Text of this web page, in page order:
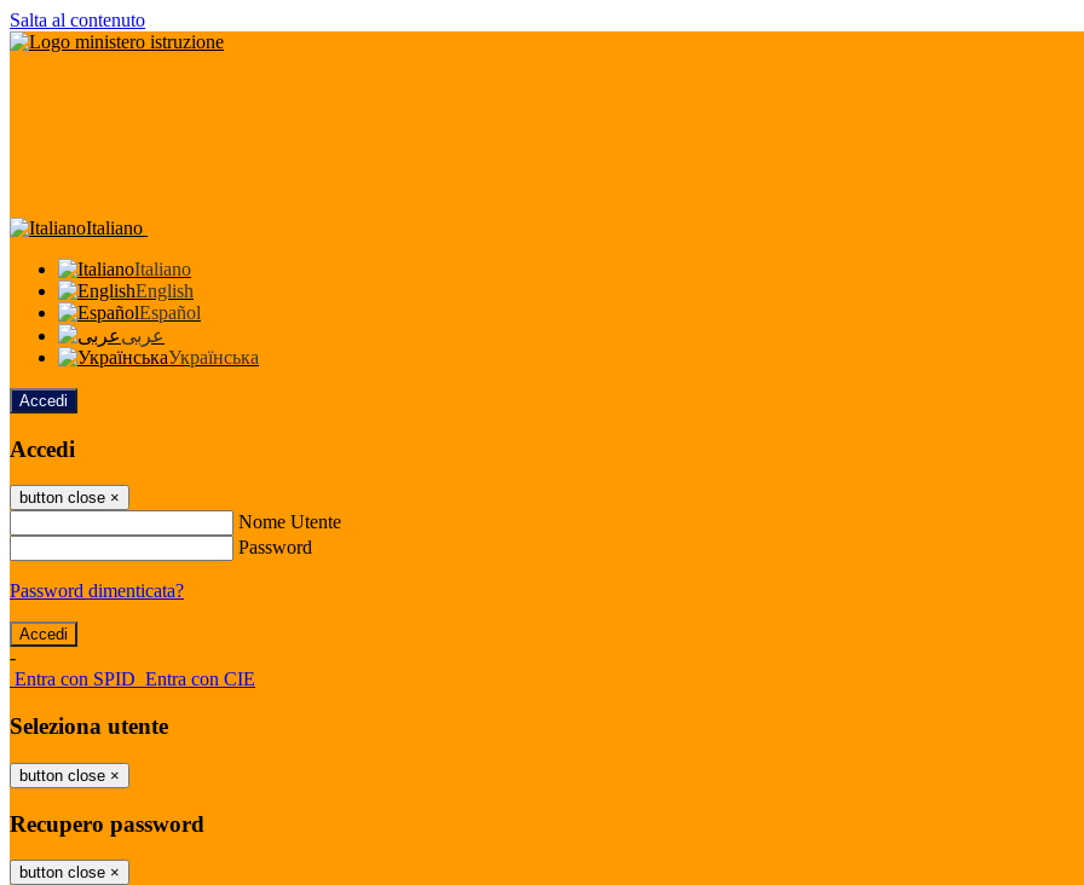
Salta al contenuto
Italiano
Italiano
English
Español
عربى
Українська
Accedi
Accedi
button close ×
Nome Utente
Password
Password dimenticata?
-
Entra con SPID Entra con CIE
Seleziona utente
button close ×
Recupero password
button close ×